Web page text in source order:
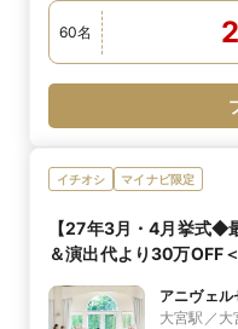
60名
イチオシ マイナビ限定
【27年3月・4月挙式◆
＆演出代より30万OFF
アニヴェル
大宮駅／大